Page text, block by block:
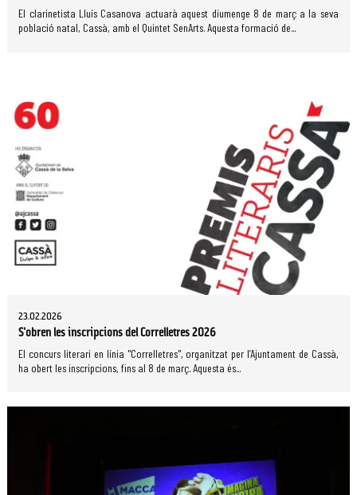
El clarinetista Lluís Casanova actuarà aquest diumenge 8 de març a la seva
població natal, Cassà, amb el Quintet SenArts. Aquesta formació de...
23.02.2026
S'obren les inscripcions del Correlletres 2026
El concurs literari en línia "Correlletres", organitzat per l’Ajuntament de Cassà,
ha obert les inscripcions, fins al 8 de març. Aquesta és...